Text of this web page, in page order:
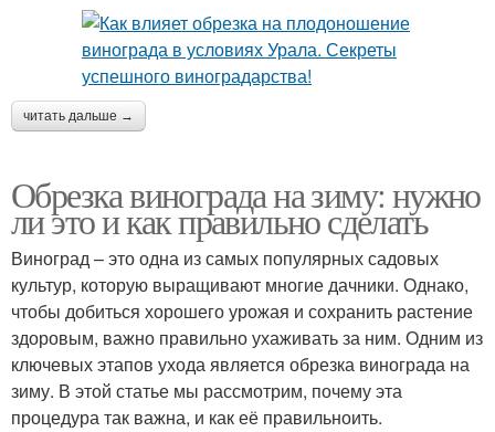
читать дальше →
Обрезка винограда на зиму: нужно
ли это и как правильно сделать
Виноград – это одна из самых популярных садовых
культур, которую выращивают многие дачники. Однако,
чтобы добиться хорошего урожая и сохранить растение
здоровым, важно правильно ухаживать за ним. Одним из
ключевых этапов ухода является обрезка винограда на
зиму. В этой статье мы рассмотрим, почему эта
процедура так важна, и как её правильноить.